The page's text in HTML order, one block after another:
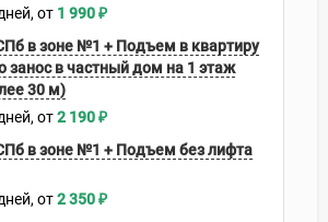
1 990₽
в зоне №1 + Подъем в квартиру
занос в частный дом на 1 этаж
30 м)
2 190₽
в зоне №1 + Подъем без лифта
2 350₽